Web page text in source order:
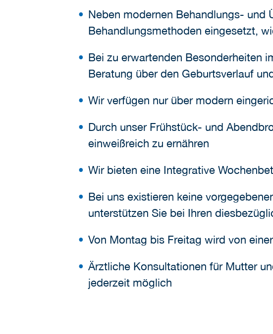
Neben modernen Behandlungs- und
Behandlungsmethoden eingesetzt,
Bei zu erwartenden Besonderheiten
Beratung über den Geburtsverlauf
Wir verfügen nur über modern
Durch unser Frühstück- und
einweißreich zu ernähren
Wir bieten eine Integrative
Bei uns existieren keine
unterstützen Sie bei Ihren
Von Montag bis Freitag wird von
Ärztliche Konsultationen für Mutter
jederzeit möglich